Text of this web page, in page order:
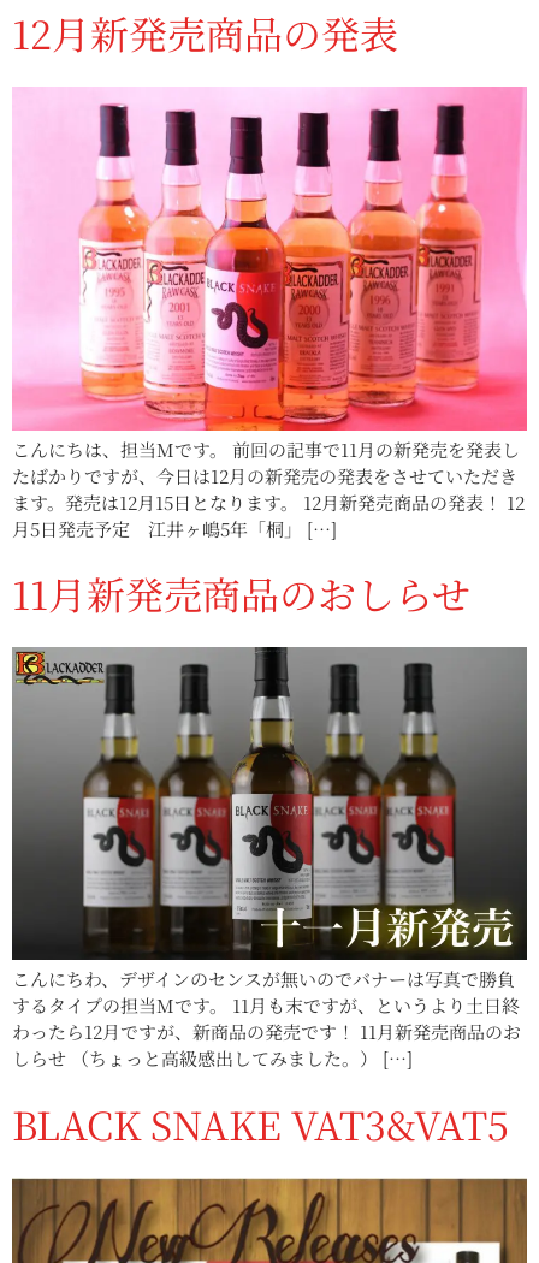
12月新発売商品の発表
こんにちは、担当Mです。 前回の記事で11月の新発売を発表し
たばかりですが、今日は12月の新発売の発表をさせていただき
ます。発売は12月15日となります。 12月新発売商品の発表！ 12
月5日発売予定 江井ヶ嶋5年「桐」 […]
11月新発売商品のおしらせ
こんにちわ、デザインのセンスが無いのでバナーは写真で勝負
するタイプの担当Mです。 11月も末ですが、というより土日終
わったら12月ですが、新商品の発売です！ 11月新発売商品のお
しらせ （ちょっと高級感出してみました。） […]
BLACK SNAKE VAT3&VAT5